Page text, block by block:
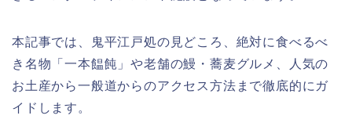
本記事では、鬼平江戸処の見どころ、絶対に食べるべ
き名物「一本饂飩」や老舗の鰻・蕎麦グルメ、人気の
お土産から一般道からのアクセス方法まで徹底的にガ
イドします。